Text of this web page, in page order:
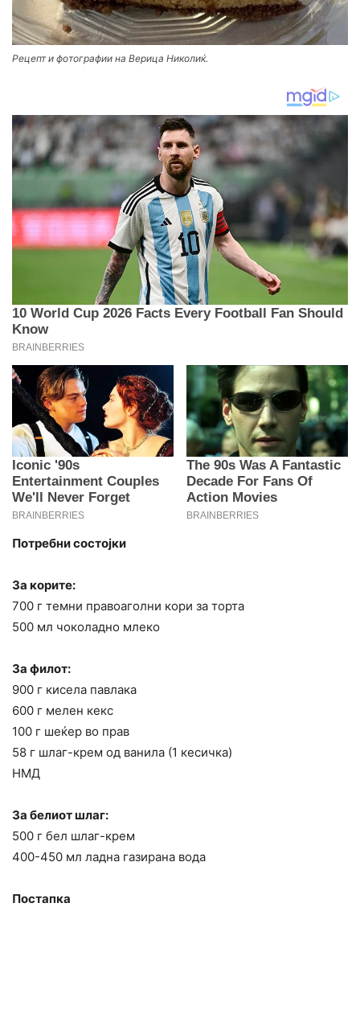
Рецепт и фотографии на Верица Николиќ.
Потребни состојки
За корите:
700 г темни правоаголни кори за торта
500 мл чоколадно млеко
За филот:
900 г кисела павлака
600 г мелен кекс
100 г шеќер во прав
58 г шлаг-крем од ванила (1 кесичка)
НМД
За белиот шлаг:
500 г бел шлаг-крем
400-450 мл ладна газирана вода
Постапка